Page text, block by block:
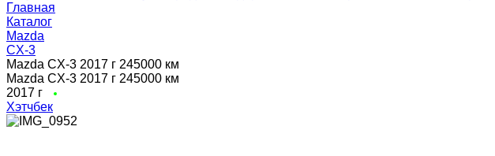
Главная
Каталог
Mazda
CX-3
Mazda CX-3 2017 г 245000 км
Mazda CX-3 2017 г 245000 км
2017 г
Хэтчбек